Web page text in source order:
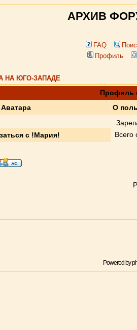
АРХИВ
FAQ
Профиль
НА ЮГО-ЗАПАДЕ
Профиль
Аватара
О
с !Мария!
Powered by